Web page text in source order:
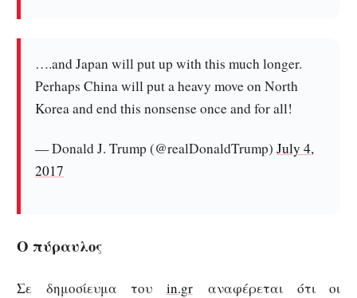
….and Japan will put up with this much longer.
Perhaps China will put a heavy move on North
Korea and end this nonsense once and for all!
— Donald J. Trump (@realDonaldTrump) July 4,
2017
Ο πύραυλος
Σε δημοσίευμα του in.grαναφέρεται ότι οι